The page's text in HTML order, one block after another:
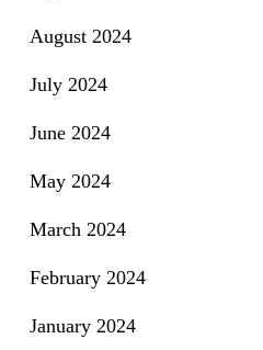
August 2024
July 2024
June 2024
May 2024
March 2024
February 2024
January 2024